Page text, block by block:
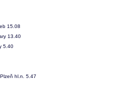
15.08
13.40
5.40
hl.n. 5.47